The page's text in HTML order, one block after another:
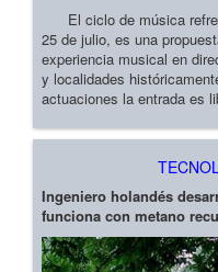
El ciclo de música
25 de julio, es una
experiencia musical en
y localidades
actuaciones la entrada es
Ingeniero holandés
funciona con metano